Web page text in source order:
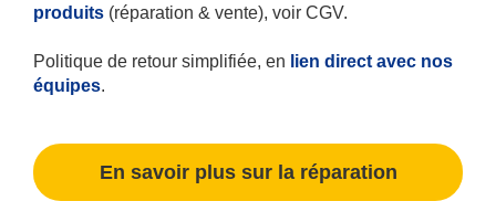
produits (réparation & vente), voir CGV.
Politique de retour simplifiée, en lien direct avec nos
équipes.
En savoir plus sur la réparation